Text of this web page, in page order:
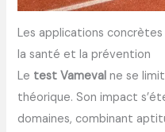
Les applications
la santé et la prévention
Le test Vameval ne se
théorique. Son impact
domaines, combinant